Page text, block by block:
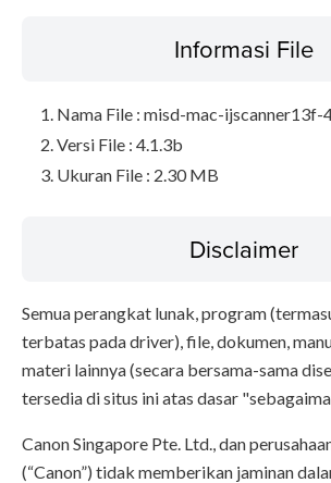
Informasi File
Nama File : misd-mac-ijscanner13f-
Versi File : 4.1.3b
Ukuran File : 2.30 MB
Disclaimer
Semua perangkat lunak, program
terbatas pada driver), file, dokumen,
materi lainnya (secara bersama-sama
tersedia di situs ini atas dasar
Canon Singapore Pte. Ltd., dan
(“Canon”) tidak memberikan jaminan